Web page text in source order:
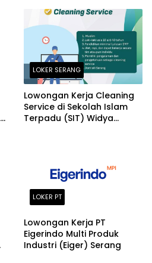
LOKER SERANG
Lowongan Kerja Cleaning
Service di Sekolah Islam
Terpadu (SIT) Widya
LOKER PT
Lowongan Kerja PT
Eigerindo Multi Produk
Industri (Eiger) Serang